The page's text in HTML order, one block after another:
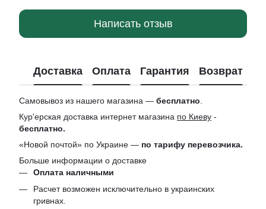
Написать отзыв
Доставка Оплата Гарантия Возврат
Самовывоз из нашего магазина — бесплатно
Кур'ерская доставка интернет магазина по Киеву -
бесплатно.
«Новой почтой» по Украине — по тарифу перевозчика.
Больше информации о доставке
Оплата наличными
Расчет возможен исключительно в украинских
гривнах.